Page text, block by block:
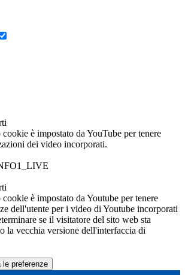
cookie è impostato da YouTube per tenere
dei video incorporati.
cookie è impostato da Youtube per tenere
dell'utente per i video di Youtube incorporati
se il visitatore del sito web sta
la vecchia versione dell'interfaccia di
le preferenze